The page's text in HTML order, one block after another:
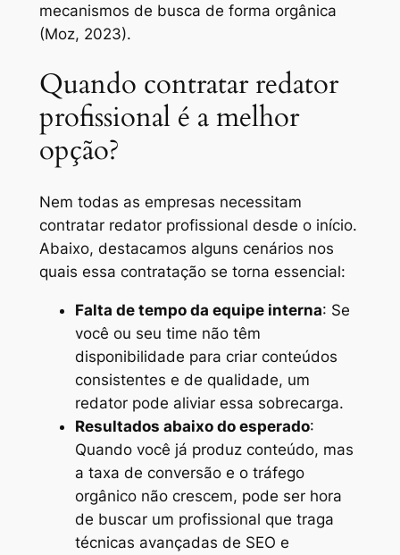
mecanismos de busca de forma orgânica
(Moz, 2023).
Quando contratar redator
profissional é a melhor
opção?
Nem todas as empresas necessitam
contratar redator profissional desde o início.
Abaixo, destacamos alguns cenários nos
quais essa contratação se torna essencial:
Falta de tempo da equipe interna: Se
você ou seu time não têm
disponibilidade para criar conteúdos
consistentes e de qualidade, um
redator pode aliviar essa sobrecarga.
Resultados abaixo do esperado:
Quando você já produz conteúdo, mas
a taxa de conversão e o tráfego
orgânico não crescem, pode ser hora
de buscar um profissional que traga
técnicas avançadas de SEO e